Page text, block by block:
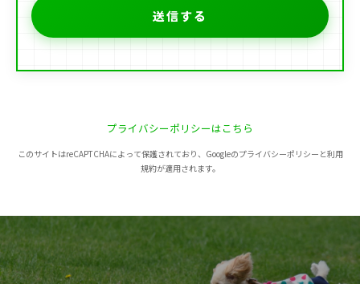
プライバシーポリシーはこちら
このサイトはreCAPTCHAによって保護されており、Googleのプライバシーポリシーと利用
規約が適用されます。